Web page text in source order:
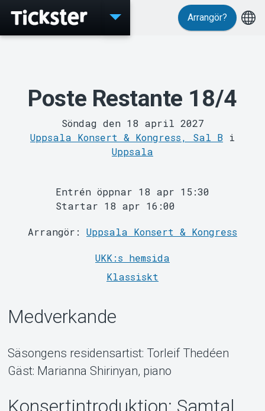
Evenemang
Arrangör?
Poste Restante 18/4
Söndag den 18 april 2027
Uppsala Konsert & Kongress, Sal B i
Uppsala
Entrén öppnar 18 apr 15:30
Startar 18 apr 16:00
Arrangör: Uppsala Konsert & Kongress
UKK:s hemsida
Klassiskt
Medverkande
Säsongens residensartist: Torleif Thedéen
Gäst: Marianna Shirinyan, piano
Konsertintroduktion: Samtal